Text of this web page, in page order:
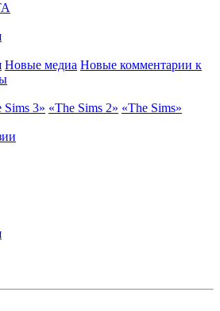
Новые медиа Новые комментарии к
Sims 3» «The Sims 2» «The Sims»